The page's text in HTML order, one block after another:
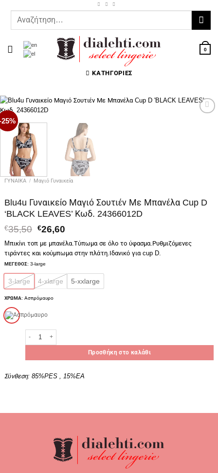
περιεχόμενο
Αναζήτηση
0
ΚΑΤΗΓΟΡΊΕΣ
25%
ΓΥΝΑΙΚΑ / Μαγιό Γυναικεία
Blu4u Γυναικείο Μαγιό Σουτιέν Με Μπανέλα Cup D
‘BLACK LEAVES’ Κωδ. 24366012D
€35,50 Original
was:
€35,50.
€26,60Η
τιμή
είναι:
Mπικίνι τοπ με μπανέλα.Τύπωμα σε όλο το ύφασμα.Ρυθμιζόμενες
τιράντες και κούμπωμα στην πλάτη.Ιδανικό για cup D.
ΜΕΓΕΘΟΣ: 3-large
3-large 4-xlarge 5-xxlarge
ΧΡΩΜΑ: Ασπρόμαυρο
Blu4u Γυναικείο Μαγιό Σουτιέν Με Μπανέλα Cup D 'BLACK
Προσθήκη στο καλάθι
Σύνθεση: 85%PES , 15%EA